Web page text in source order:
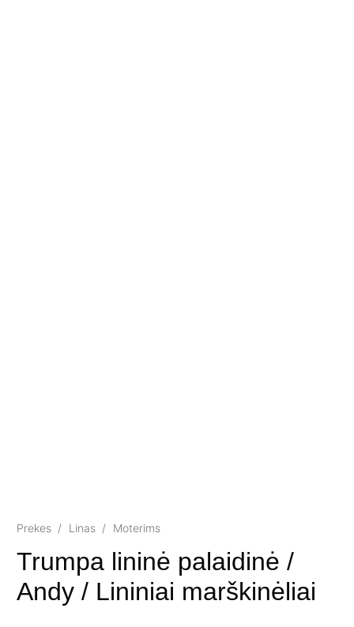
Prekes / Linas / Moterims
Trumpa lininė palaidinė /
Andy / Lininiai marškinėliai